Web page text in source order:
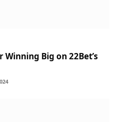
Big on 22Bet’s